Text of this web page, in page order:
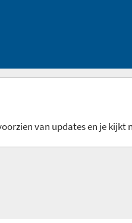
van updates en je